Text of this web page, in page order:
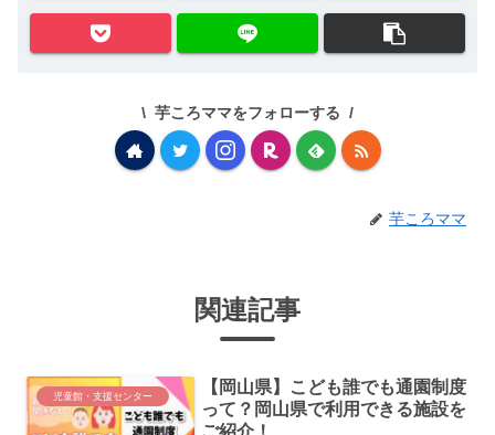
芋ころママをフォローする
芋ころママ
関連記事
児童館・支援センター
【岡山県】こども誰でも通園制度
って？岡山県で利用できる施設を
ご紹介！